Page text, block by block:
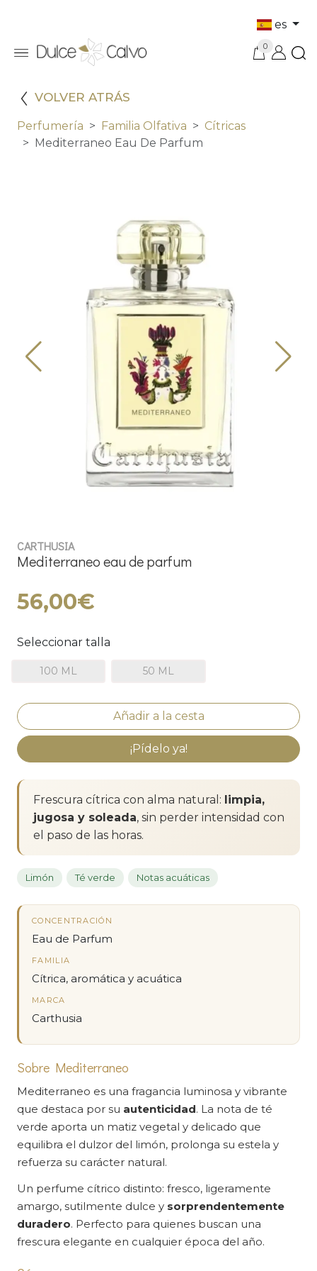
es
0
VOLVER ATRÁS
Perfumería Familia Olfativa
Cítricas
Mediterraneo Eau De Parfum
CARTHUSIA
Mediterraneo eau de parfum
56,00€
Seleccionar talla
100 ML 50 ML
¡Pídelo ya!
Frescura cítrica con alma natural: limpia,
jugosa y soleada, sin perder intensidad con
el paso de las horas.
Limón Té verde Notas acuáticas
CONCENTRACIÓN
Eau de Parfum
FAMILIA
Cítrica, aromática y acuática
MARCA
Carthusia
Sobre Mediterraneo
Mediterraneo es una fragancia luminosa y vibrante
que destaca por su autenticidad. La nota de té
verde aporta un matiz vegetal y delicado que
equilibra el dulzor del limón, prolonga su estela y
refuerza su carácter natural.
Un perfume cítrico distinto: fresco, ligeramente
amargo, sutilmente dulce y sorprendentemente
duradero. Perfecto para quienes buscan una
frescura elegante en cualquier época del año.